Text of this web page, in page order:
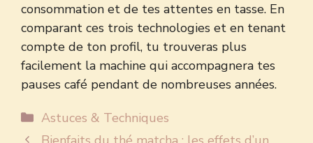
consommation et de tes attentes en tasse. En
comparant ces trois technologies et en tenant
compte de ton profil, tu trouveras plus
facilement la machine qui accompagnera tes
pauses café pendant de nombreuses années.
Catégories
Astuces & Techniques